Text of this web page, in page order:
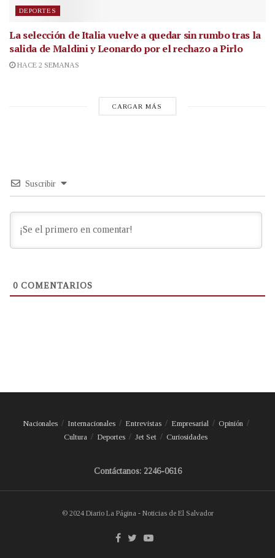
DEPORTES
La selección de Italia vuelve a quedar sin rumbo tras la
salida de Maldini y Leonardo por el rechazo a Pirlo
HACE 2 SEMANAS
CARGAR MÁS
Suscribir
0 COMENTARIOS
Nacionales Internacionales Entrevistas Empresarial
Opinión
Cultura
Deportes Jet Set Curiosidades
Contáctanos: 2246-0616
© 2024 Diario La Página - Noticias de El Salvador